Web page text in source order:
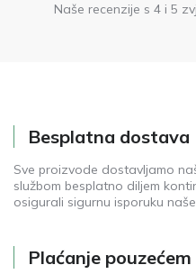
Naše recenzije s 4 i 5
Besplatna dostava
Sve proizvode dostavljamo
službom besplatno diljem
osigurali sigurnu isporuku
Plaćanje pouzećem